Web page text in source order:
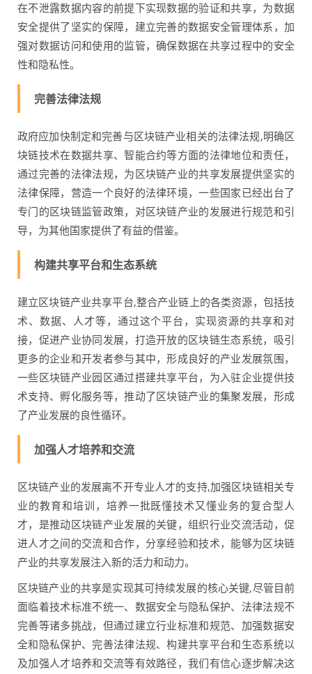
在不泄露数据内容的前提下实现数据的验证和共享，为数据
安全提供了坚实的保障，建立完善的数据安全管理体系，加
强对数据访问和使用的监管，确保数据在共享过程中的安全
性和隐私性。
完善法律法规
政府应加快制定和完善与区块链产业相关的法律法规,明确区
块链技术在数据共享、智能合约等方面的法律地位和责任，
通过完善的法律法规，为区块链产业的共享发展提供坚实的
法律保障，营造一个良好的法律环境，一些国家已经出台了
专门的区块链监管政策，对区块链产业的发展进行规范和引
导，为其他国家提供了有益的借鉴。
构建共享平台和生态系统
建立区块链产业共享平台,整合产业链上的各类资源，包括技
术、数据、人才等，通过这个平台，实现资源的共享和对
接，促进产业协同发展，打造开放的区块链生态系统，吸引
更多的企业和开发者参与其中，形成良好的产业发展氛围，
一些区块链产业园区通过搭建共享平台，为入驻企业提供技
术支持、孵化服务等，推动了区块链产业的集聚发展，形成
了产业发展的良性循环。
加强人才培养和交流
区块链产业的发展离不开专业人才的支持,加强区块链相关专
业的教育和培训，培养一批既懂技术又懂业务的复合型人
才，是推动区块链产业发展的关键，组织行业交流活动，促
进人才之间的交流和合作，分享经验和技术，能够为区块链
产业的共享发展注入新的活力和动力。
区块链产业的共享是实现其可持续发展的核心关键,尽管目前
面临着技术标准不统一、数据安全与隐私保护、法律法规不
完善等诸多挑战，但通过建立行业标准和规范、加强数据安
全和隐私保护、完善法律法规、构建共享平台和生态系统以
及加强人才培养和交流等有效路径，我们有信心逐步解决这